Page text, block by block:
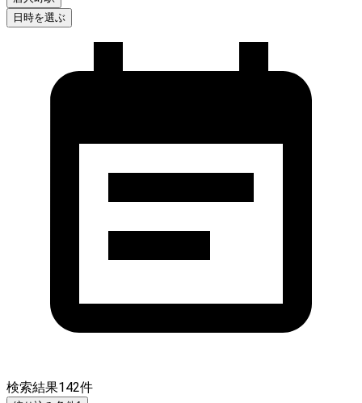
日時を選ぶ
検索結果142件